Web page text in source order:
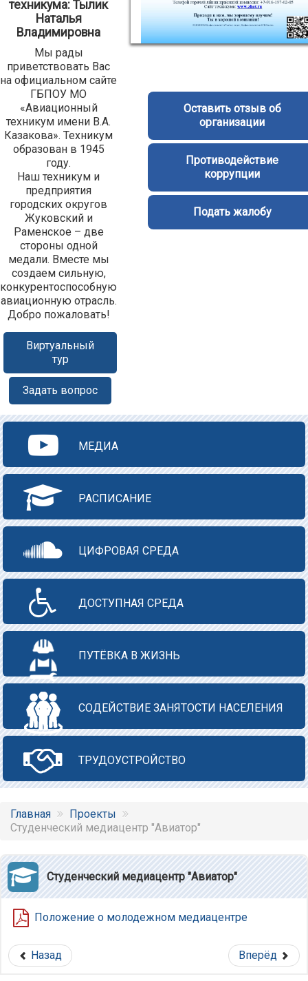
техникума: Тылик
Наталья
Владимировна
Мы рады
приветствовать Вас
на официальном сайте
ГБПОУ МО
«Авиационный
техникум имени В.А.
Казакова». Техникум
образован в 1945
году.
Наш техникум и
предприятия
городских округов
Жуковский и
Раменское – две
стороны одной
медали. Вместе мы
создаем сильную,
конкурентоспособную
авиационную отрасль.
Добро пожаловать!
Виртуальный
тур
Задать вопрос
Оставить отзыв об
организации
Противодействие
коррупции
Подать жалобу
МЕДИА
РАСПИСАНИЕ
ЦИФРОВАЯ СРЕДА
ДОСТУПНАЯ СРЕДА
ПУТЁВКА В ЖИЗНЬ
СОДЕЙСТВИЕ ЗАНЯТОСТИ НАСЕЛЕНИЯ
ТРУДОУСТРОЙСТВО
Главная
Проекты
Студенческий медиацентр "Авиатор"
Студенческий медиацентр "Авиатор"
Положение о молодежном медиацентре
Назад Вперёд